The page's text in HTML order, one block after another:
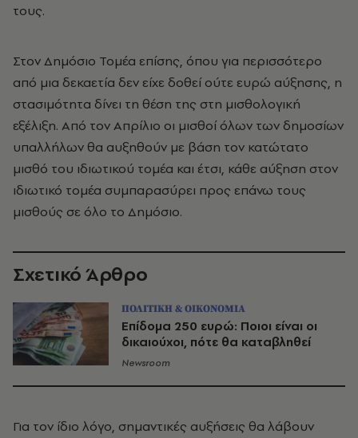
τους.
Στον Δημόσιο Τομέα επίσης, όπου για περισσότερο
από μια δεκαετία δεν είχε δοθεί ούτε ευρώ αύξησης, η
στασιμότητα δίνει τη θέση της στη μισθολογική
εξέλιξη. Από τον Απρίλιο οι μισθοί όλων των δημοσίων
υπαλλήλων θα αυξηθούν με βάση τον κατώτατο
μισθό του ιδιωτικού τομέα και έτσι, κάθε αύξηση στον
ιδιωτικό τομέα συμπαρασύρει προς επάνω τους
μισθούς σε όλο το Δημόσιο.
Σχετικό Άρθρο
ΠΟΛΙΤΙΚΗ & ΟΙΚΟΝΟΜΙΑ
Επίδομα 250 ευρώ: Ποιοι είναι οι
δικαιούχοι, πότε θα καταβληθεί
Newsroom
Για τον ίδιο λόγο, σημαντικές αυξήσεις θα λάβουν